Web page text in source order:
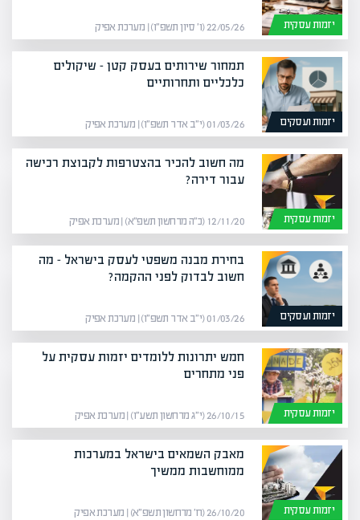
יזמות עסקית 22/05/26 (ו׳ סיון תשפ״ו) | מערכת אפיק
יזמות ועסקים
תמחור שירותים בעסק קטן – שיקולים
כלכליים ותחרותיים
01/03/26 (י״ב אדר תשפ״ו) | מערכת אפיק
יזמות עסקית
מה חשוב להכיר בהצטרפות לקבוצת רכישה
עבור דירה?
12/11/20 (כ״ה מרחשון תשפ״א) | מערכת אפיק
יזמות ועסקים
בחירת מבנה משפטי לעסק בישראל – מה
חשוב לבדוק לפני ההקמה?
01/03/26 (י״ב אדר תשפ״ו) | מערכת אפיק
יזמות עסקית
חמש יתרונות ללומדים יזמות עסקית על
פני מתחרים
26/10/15 (י״ג מרחשון תשע״ו) | מערכת אפיק
יזמות עסקית
מאבק השמאים בישראל במערכות
ממוחשבות ממשיך
26/10/20 (ח׳ מרחשון תשפ״א) | מערכת אפיק